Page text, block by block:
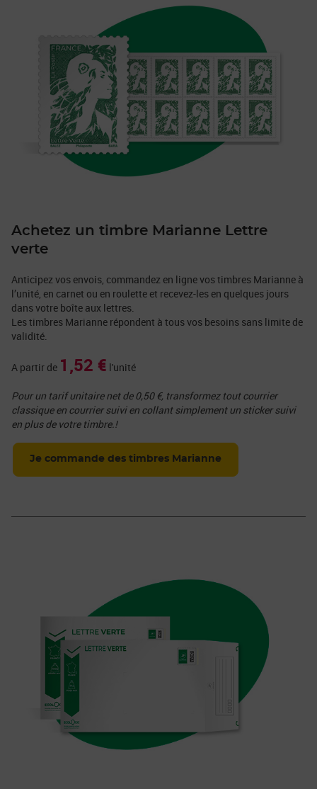
Achetez un timbre Marianne Lettre
verte
Anticipez vos envois, commandez en ligne vos timbres Marianne à
l’unité, en carnet ou en roulette et recevez-les en quelques jours
dans votre boîte aux lettres.
Les timbres Marianne répondent à tous vos besoins sans limite de
validité.
A partir de 1,52 € l'unité
Pour un tarif unitaire net de 0,50 €, transformez tout courrier
classique en courrier suivi en collant simplement un sticker suivi
en plus de votre timbre.!
Je commande des timbres Marianne